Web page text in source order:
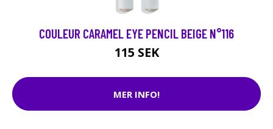
COULEUR CARAMEL EYE PENCIL BEIGE N°116
115 SEK
MER INFO!